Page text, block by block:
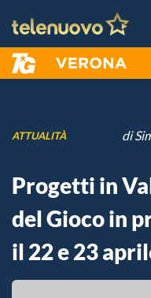
ATTUALITÀ di
Progetti in
del Gioco in
il 22 e 23